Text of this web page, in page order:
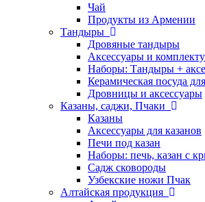
Чай
Продукты из Армении
Тандыры
Дровяные тандыры
Аксессуары и
Наборы: Тандыры +
Керамическая посуда
Дровницы и аксессуары
Казаны, саджи, Пчаки
Казаны
Аксессуары для казанов
Печи под казан
Наборы: печь, казан с
Садж сковороды
Узбекские ножи Пчак
Алтайская продукция